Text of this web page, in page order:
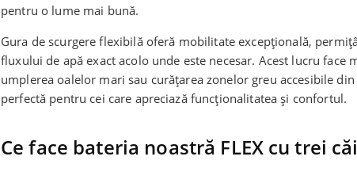
pentru o lume mai bună.
Gura de scurgere flexibilă oferă mobilitate excepțională,
fluxului de apă exact acolo unde este necesar. Acest lucru face
umplerea oalelor mari sau curățarea zonelor greu accesibile din
perfectă pentru cei care apreciază funcționalitatea și confortul.
Ce face bateria noastră FLEX cu trei